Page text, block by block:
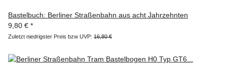
Bastelbuch: Berliner Straßenbahn aus acht Jahrzehnten
9,80 € *
Zuletzt niedrigster Preis bzw UVP: 16,80 €